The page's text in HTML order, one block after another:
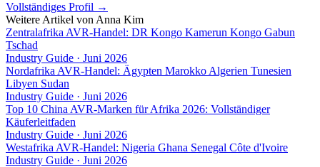
Vollständiges Profil →
Weitere Artikel von Anna Kim
Zentralafrika AVR-Handel: DR Kongo Kamerun Kongo Gabun
Tschad
Industry Guide · Juni 2026
Nordafrika AVR-Handel: Ägypten Marokko Algerien Tunesien
Libyen Sudan
Industry Guide · Juni 2026
Top 10 China AVR-Marken für Afrika 2026: Vollständiger
Käuferleitfaden
Industry Guide · Juni 2026
Westafrika AVR-Handel: Nigeria Ghana Senegal Côte d'Ivoire
Industry Guide · Juni 2026